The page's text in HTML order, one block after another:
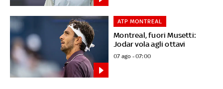
Montreal, fuori Musetti:
Jodar vola agli ottavi
ATP MONTREAL
07 ago - 07:00